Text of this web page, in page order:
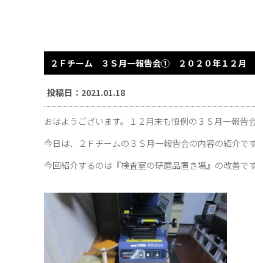
２Ｆチーム ３Ｓ月一報告会① ２０２０年１２
投稿日：2021.01.18
おはようございます。１２月末も恒例の３Ｓ月一報告
今日は、２Ｆチームの３Ｓ月一報告会の内容の紹介で
今回紹介するのは『検査室の研磨品置き場』の改善です